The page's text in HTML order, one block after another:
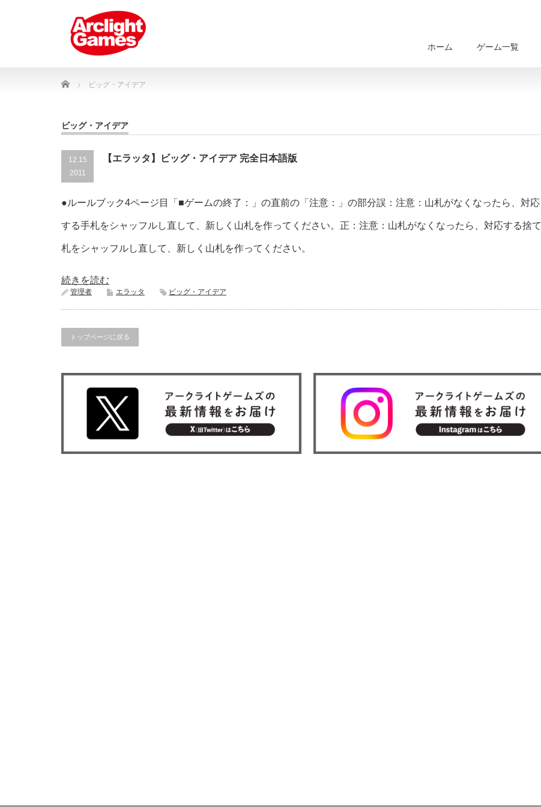
ホーム ゲーム一覧
Home ビッグ・アイデア
ビッグ・アイデア
12.15
2011
【エラッタ】ビッグ・アイデア 完全日本語版
●ルールブック4ページ目「■ゲームの終了：」の直前の「注意：」の部分誤：注意：山札がなくなったら、対応
する手札をシャッフルし直して、新しく山札を作ってください。正：注意：山札がなくなったら、対応する捨て
札をシャッフルし直して、新しく山札を作ってください。
続きを読む
管理者 エラッタ ビッグ・アイデア
トップページに戻る